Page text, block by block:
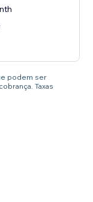
podem ser
Taxas